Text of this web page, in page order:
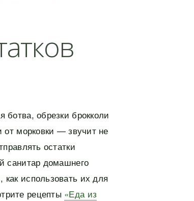
ботва, обрезки брокколи
от морковки — звучит не
остатки
санитар домашнего
использовать их для
рецепты «Еда из